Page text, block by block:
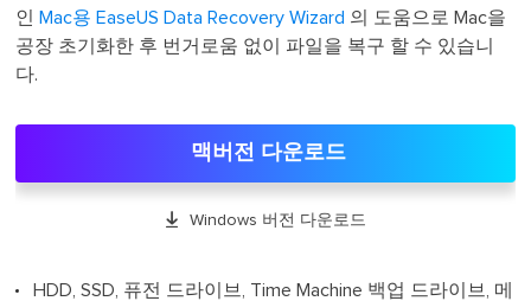
인 Mac용 EaseUS Data Recovery Wizard 의 도움으로 Mac을
공장 초기화한 후 번거로움 없이 파일을 복구 할 수 있습니
다.
맥버전 다운로드
 Windows 버전 다운로드
HDD, SSD, 퓨전 드라이브, Time Machine 백업 드라이브, 메